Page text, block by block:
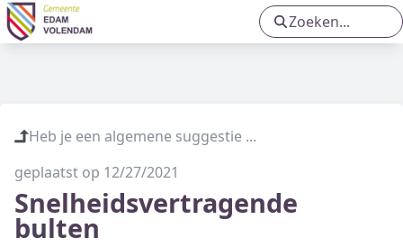
Groot onderhoud Oude Kom
Groot onderhoud Molenweg e.o. in
Volendam
Heb je een algemene suggestie ...
geplaatst op 12/27/2021
Snelheidsvertragende
bulten